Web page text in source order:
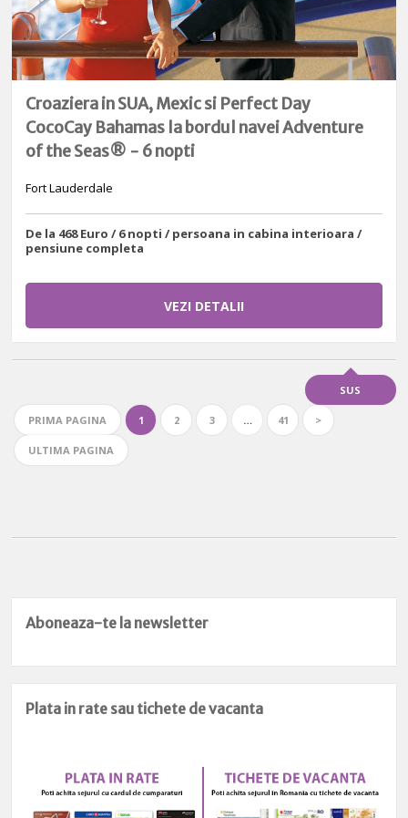
Croaziera in SUA, Mexic si Perfect Day
CocoCay Bahamas la bordul navei Adventure
of the Seas® - 6 nopti
Fort Lauderdale
De la 468 Euro / 6 nopti / persoana in cabina interioara /
pensiune completa
VEZI DETALII
SUS
PRIMA PAGINA 1 2 3 … 41 >
ULTIMA PAGINA
Aboneaza-te la newsletter
Plata in rate sau tichete de vacanta